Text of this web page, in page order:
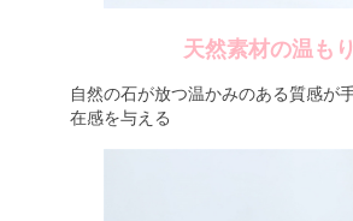
天然素材の温もり
自然の石が放つ温かみのある質感が
在感を与える